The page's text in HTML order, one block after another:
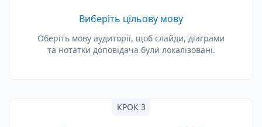
Виберіть цільову мову
Оберіть мову аудиторії, щоб слайди, діаграми
та нотатки доповідача були локалізовані.
КРОК 3